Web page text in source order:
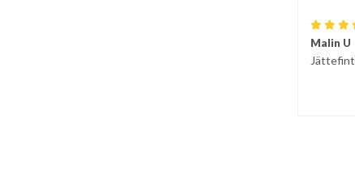
Malin U
Jättefint